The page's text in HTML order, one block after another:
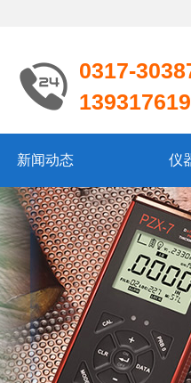
0317-
新闻动态 仪